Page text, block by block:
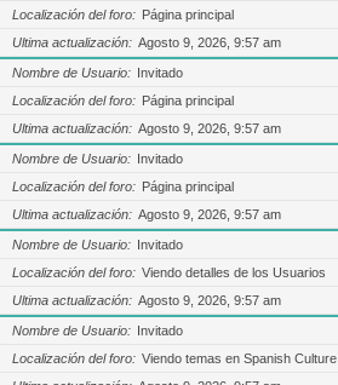
Localización del foro
Página principal
Ultima actualización
Agosto 9, 2026, 9:57 am
Nombre de Usuario
Invitado
Localización del foro
Página principal
Ultima actualización
Agosto 9, 2026, 9:57 am
Nombre de Usuario
Invitado
Localización del foro
Página principal
Ultima actualización
Agosto 9, 2026, 9:57 am
Nombre de Usuario
Invitado
Localización del foro
Viendo detalles de los Usuarios
Ultima actualización
Agosto 9, 2026, 9:57 am
Nombre de Usuario
Invitado
Localización del foro
Viendo temas en Spanish Culture